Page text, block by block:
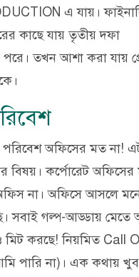
এ যায়।
কাছে যায় তৃতীয় দফা
তখন আশা করা যায়
অফিসের মত না!
বিষয়। কর্পোরেট
না। অফিসে আসলে
সবাই গল্প-আড্ডায় মেতে
করছে! নিয়মিত Call
পারি না)। এক কথায় খুব